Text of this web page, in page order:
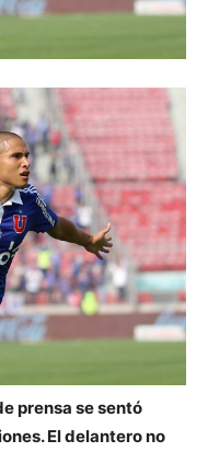
prensa se sentó
El delantero no